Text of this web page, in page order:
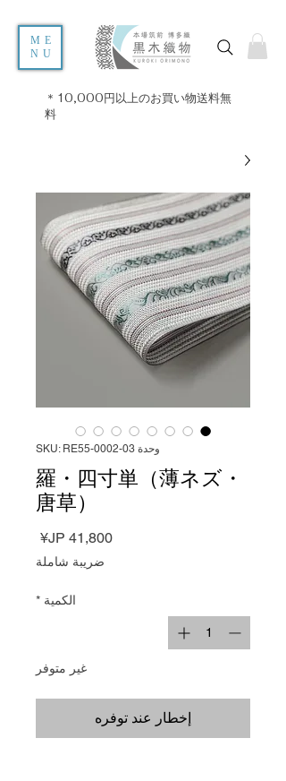
ME
NU
＊10,000円以上のお買い物送料無
料
وحدة SKU: RE55-0002-03
羅・四寸単（薄ネズ・
唐草）
السعر
ضريبة شاملة
الكمية *
غير متوفر
إخطار عند توفره